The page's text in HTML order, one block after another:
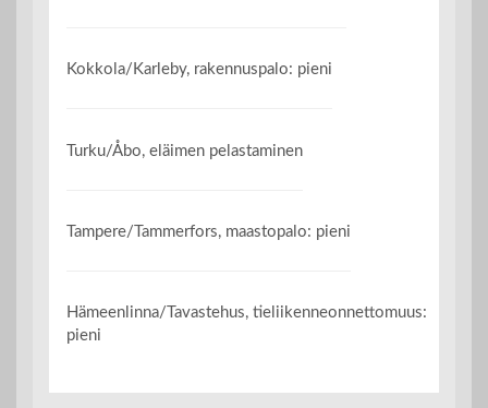
Kokkola/Karleby, rakennuspalo: pieni
Turku/Åbo, eläimen pelastaminen
Tampere/Tammerfors, maastopalo: pieni
Hämeenlinna/Tavastehus, tieliikenneonnettomuus:
pieni